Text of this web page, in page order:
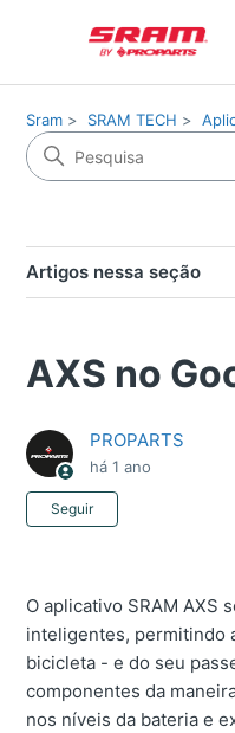
Sram SRAM TECH
Artigos nessa seção
AXS no
PROPARTS
há 1 ano
Seguir
O aplicativo SRAM AXS
inteligentes, permitindo
bicicleta - e do seu
componentes da
nos níveis da bateria e